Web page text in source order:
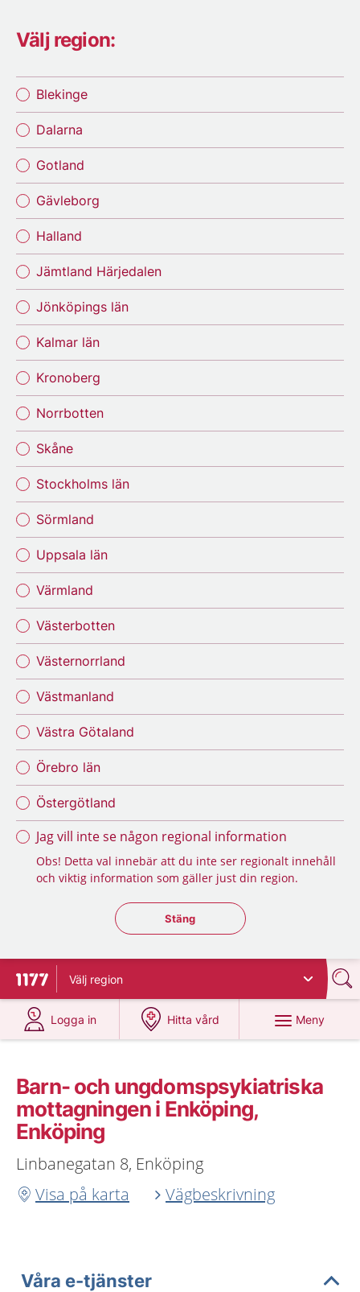
Välj region:
Blekinge
Dalarna
Gotland
Gävleborg
Halland
Jämtland Härjedalen
Jönköpings län
Kalmar län
Kronoberg
Norrbotten
Skåne
Stockholms län
Sörmland
Uppsala län
Värmland
Västerbotten
Västernorrland
Västmanland
Västra Götaland
Örebro län
Östergötland
Jag vill inte se någon regional information
Obs! Detta val innebär att du inte ser regionalt innehåll
och viktig information som gäller just din region.
Stäng regionsväljaren
Stäng
Till startsidan för 1177
Välj region
Logga in
på 1177.se
Hitta vård
på 1177.se
Meny
Barn- och ungdomspsykiatriska
mottagningen i Enköping,
Enköping
Linbanegatan 8, Enköping
Visa på karta
Vägbeskrivning
Våra e-tjänster